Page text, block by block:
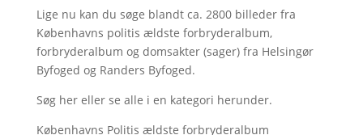
Lige nu kan du søge blandt ca. 2800 billeder fra
Københavns politis ældste forbryderalbum,
forbryderalbum og domsakter (sager) fra Helsingør
Byfoged og Randers Byfoged.
Søg hereller se alle i en kategori herunder.
Københavns Politis ældste forbryderalbum